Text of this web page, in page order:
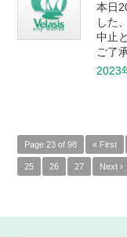
本日
した
中止
ご了
2023
Page 23 of 98 « First
25 26 27 Next ›